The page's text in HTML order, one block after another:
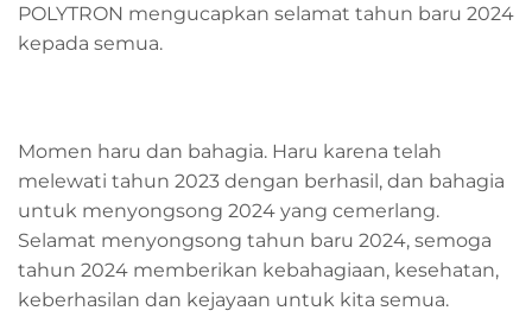
POLYTRON mengucapkan selamat tahun baru 2024
kepada semua.
Momen haru dan bahagia. Haru karena telah
melewati tahun 2023 dengan berhasil, dan bahagia
untuk menyongsong 2024 yang cemerlang.
Selamat menyongsong tahun baru 2024, semoga
tahun 2024 memberikan kebahagiaan, kesehatan,
keberhasilan dan kejayaan untuk kita semua.